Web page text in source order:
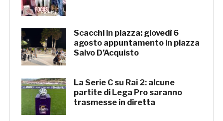
Scacchi in piazza: giovedì 6
agosto appuntamento in piazza
Salvo D’Acquisto
La Serie C su Rai 2: alcune
partite di Lega Pro saranno
trasmesse in diretta